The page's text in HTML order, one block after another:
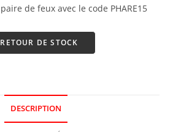
de feux avec le code PHARE15
DE STOCK
DESCRIPTION